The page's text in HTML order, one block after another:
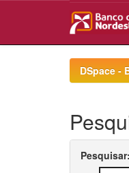
DSpace -
Pesquisar: